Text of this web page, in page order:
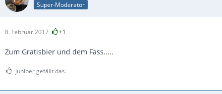
Super-Moderator
8. Februar 2017 +1
Zum Gratisbier und dem Fass.....
juniper gefällt das.